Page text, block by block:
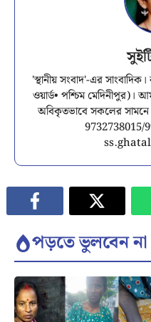
'স্থানীয় সংবাদ'-এর
ওয়ার্ড• পশ্চিম মেদিনীপুর)।
অবিকৃতভাবে সকলের
9732738015/
পড়তে ভুলবেন না